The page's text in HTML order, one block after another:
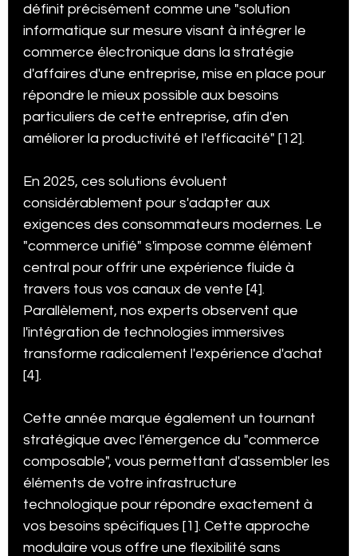
définit précisément comme une "solution
informatique sur mesure visant à intégrer le
commerce électronique dans la stratégie
d'affaires d'une entreprise, mise en place pour
répondre le mieux possible aux besoins
particuliers de cette entreprise, afin d'en
améliorer la productivité et l'efficacité" [12].
En 2025, ces solutions évoluent
considérablement pour s'adapter aux
exigences des consommateurs modernes. Le
"commerce unifié" s'impose comme élément
central pour offrir une expérience fluide à
travers tous vos canaux de vente [4].
Parallèlement, nos experts observent que
l'intégration de technologies immersives
transforme radicalement l'expérience d'achat
[4].
Cette année marque également un tournant
stratégique avec l'émergence du "commerce
composable", vous permettant d'assembler les
éléments de votre infrastructure
technologique pour répondre exactement à
vos besoins spécifiques [1]. Cette approche
modulaire vous offre une flexibilité sans